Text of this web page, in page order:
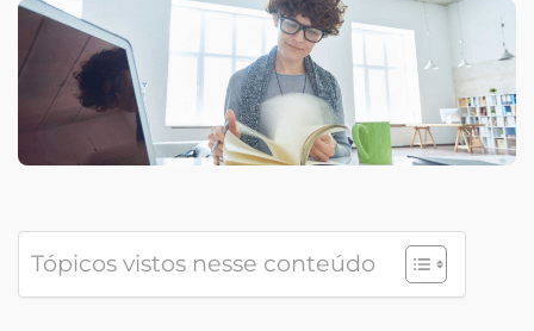
Tópicos vistos nesse conteúdo